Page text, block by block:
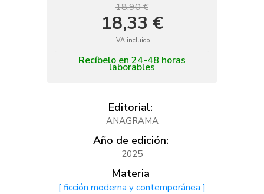
18,90 €
18,33 €
IVA incluido
Recíbelo en 24-48 horas
laborables
Editorial:
ANAGRAMA
Año de edición:
2025
Materia
[ ficción moderna y contemporánea ]